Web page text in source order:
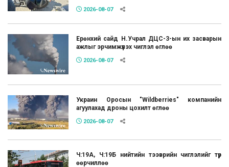
2026-08-07
Ерөнхий сайд Н.Учрал ДЦС-3-ын их засварын
ажлыг эрчимжүүлэх чиглэл өглөө
2026-08-07
Украин Оросын "Wildberries" компанийн
агуулахад дроны цохилт өглөө
2026-08-07
Ч:19А, Ч:19Б нийтийн тээврийн чиглэлийг түр
өөрчиллөө